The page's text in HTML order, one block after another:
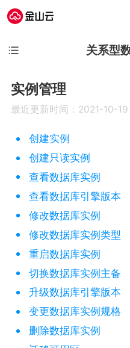
关系型
实例管理
最近更新时间：2021-10-19
创建实例
创建只读实例
查看数据库实例
查看数据库引擎版本
修改数据库实例
修改数据库实例类型
重启数据库实例
切换数据库实例主备
升级数据库引擎版本
变更数据库实例规格
删除数据库实例